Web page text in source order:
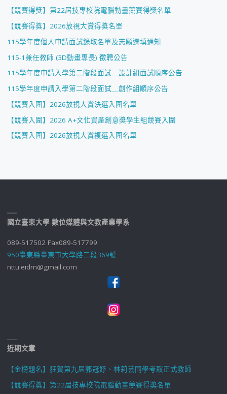
【競賽得獎】第22屆技專校院電腦動畫競賽得獎名單
【競賽得獎】2026放視大賞得獎名單
115學年度個人申請面試錄取名單及志願選填通知
115-1兼任教師 (3D動畫專長) 徵聘公告
115學年度申請入學第二階段面試＿設計組面試順序公告
115學年度申請入學第二階段面試＿創作組順序公告
【競賽入圍】2026放視大賞決選入圍名單
【競賽入圍】2026 A+文化資產創意獎學生組競賽入圍
【競賽入圍】2026放視大賞複選入圍名單
國立臺東大學 數位媒體與文教產業學系
089-517502 Fax089-517799
950臺東縣臺東市大學路二段369號
nttu.eidm@gmail.com
近期文章
【金榜題名】狂賀第九屆郭冠妤、林莉芸同學考取正式教師
【競賽得獎】第22屆技專校院電腦動畫競賽得獎名單